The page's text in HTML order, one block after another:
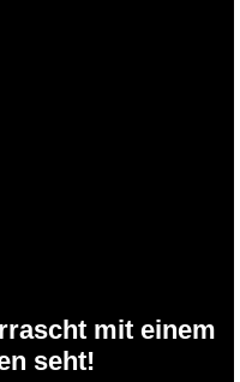
mit einem
seht!